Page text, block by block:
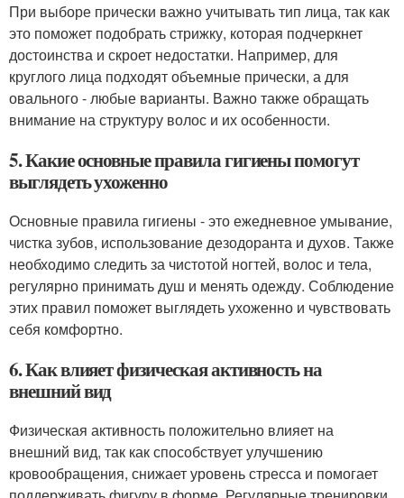
При выборе прически важно учитывать тип лица, так как
это поможет подобрать стрижку, которая подчеркнет
достоинства и скроет недостатки. Например, для
круглого лица подходят объемные прически, а для
овального - любые варианты. Важно также обращать
внимание на структуру волос и их особенности.
5. Какие основные правила гигиены помогут
выглядеть ухоженно
Основные правила гигиены - это ежедневное умывание,
чистка зубов, использование дезодоранта и духов. Также
необходимо следить за чистотой ногтей, волос и тела,
регулярно принимать душ и менять одежду. Соблюдение
этих правил поможет выглядеть ухоженно и чувствовать
себя комфортно.
6. Как влияет физическая активность на
внешний вид
Физическая активность положительно влияет на
внешний вид, так как способствует улучшению
кровообращения, снижает уровень стресса и помогает